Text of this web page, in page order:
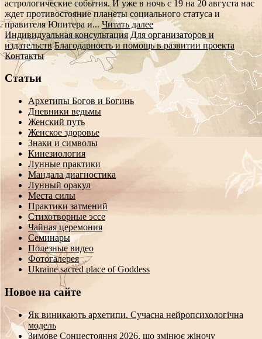
астрологические события. И уже в ночь с 19 на 20 августа нас
ждет противостояние планеты социального статуса и
правителя Юпитера и... Читать далее
Индивидуальная консультация Для организаторов и
издательств Благодарность и помощь в развитии проекта
Контакты
Статьи
Архетипы Богов и Богинь
Дневники ведьмы
Женский путь
Женское здоровье
Знаки и символы
Кинезиология
Лунные практики
Мандала диагностика
Лунный оракул
Места силы
Практики затмений
Стихотворные эссе
Чайная церемония
Семинары
Полезные видео
Фотогалерея
Ukraine sacred place of Goddess
Новое на сайте
Як виникають архетипи. Сучасна нейропсихологічна
модель
Зимове Сонцестояння 2026, що змінює жіночу